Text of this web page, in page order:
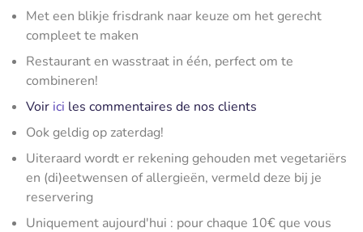
Met een blikje frisdrank naar keuze om het gerecht
compleet te maken
Restaurant en wasstraat in één, perfect om te
combineren!
Voir ici les commentaires de nos clients
Ook geldig op zaterdag!
Uiteraard wordt er rekening gehouden met vegetariërs
en (di)eetwensen of allergieën, vermeld deze bij je
reservering
Uniquement aujourd'hui : pour chaque 10€ que vous